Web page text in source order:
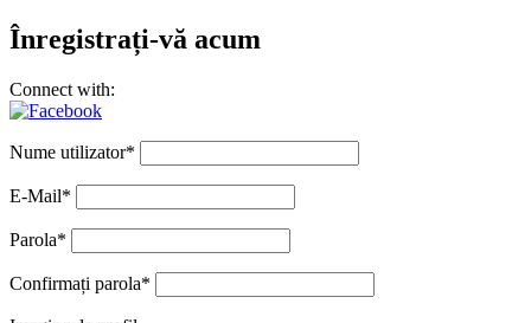
Înregistrați-vă acum
Connect with:
Nume utilizator*
E-Mail*
Parola*
Confirmați parola*